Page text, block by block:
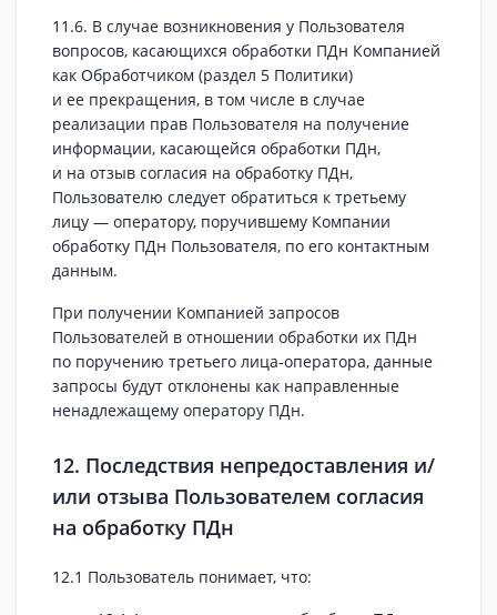
11.6. В случае возникновения у Пользователя
вопросов, касающихся обработки ПДн Компанией
как Обработчиком (раздел 5 Политики)
и ее прекращения, в том числе в случае
реализации прав Пользователя на получение
информации, касающейся обработки ПДн,
и на отзыв согласия на обработку ПДн,
Пользователю следует обратиться к третьему
лицу — оператору, поручившему Компании
обработку ПДн Пользователя, по его контактным
данным.
При получении Компанией запросов
Пользователей в отношении обработки их ПДн
по поручению третьего лица-оператора, данные
запросы будут отклонены как направленные
ненадлежащему оператору ПДн.
12. Последствия непредоставления и/
или отзыва Пользователем согласия
на обработку ПДн
12.1 Пользователь понимает, что: